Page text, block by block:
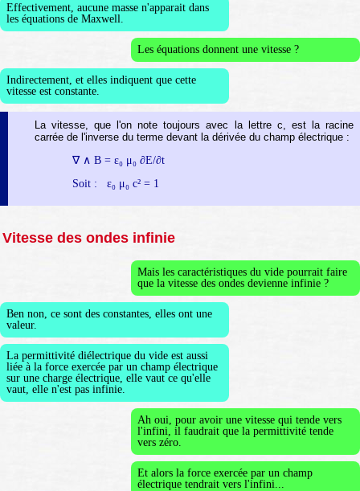
Effectivement, aucune masse n'apparait dans
les équations de Maxwell.
Les équations donnent une vitesse ?
Indirectement, et elles indiquent que cette
vitesse est constante.
La vitesse, que l'on note toujours avec la lettre c, est la racine
carrée de l'inverse du terme devant la dérivée du champ électrique :
∇ ∧ B = ε₀ μ₀ ∂E/∂t
Soit : ε₀ μ₀ c² = 1
Vitesse des ondes infinie
Mais les caractéristiques du vide pourrait faire
que la vitesse des ondes devienne infinie ?
Ben non, ce sont des constantes, elles ont une
valeur.
La permittivité diélectrique du vide est aussi
liée à la force exercée par un champ électrique
sur une charge électrique, elle vaut ce qu'elle
vaut, elle n'est pas infinie.
Ah oui, pour avoir une vitesse qui tende vers
l'infini, il faudrait que la permittivité tende
vers zéro.
Et alors la force exercée par un champ
électrique tendrait vers l'infini...